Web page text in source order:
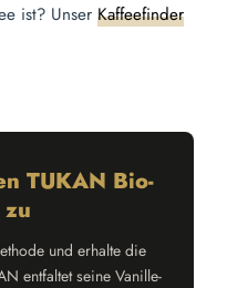
ist? Unser Kaffeefinder
TUKAN Bio-
und erhalte die
entfaltet seine Vanille-